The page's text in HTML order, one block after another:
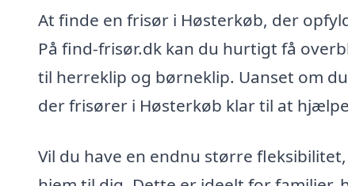
At finde en frisør i Høsterkøb, der
På find-frisør.dk kan du hurtigt få
til herreklip og børneklip. Uanset om
der frisører i Høsterkøb klar til at
Vil du have en endnu større